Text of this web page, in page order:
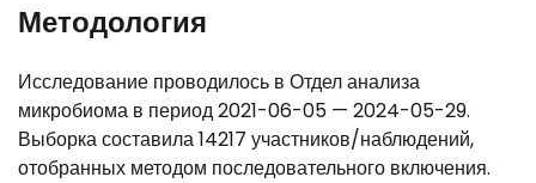
Методология
Исследование проводилось в Отдел анализа
микробиома в период 2021-06-05 — 2024-05-29.
Выборка составила 14217 участников/наблюдений,
отобранных методом последовательного включения.